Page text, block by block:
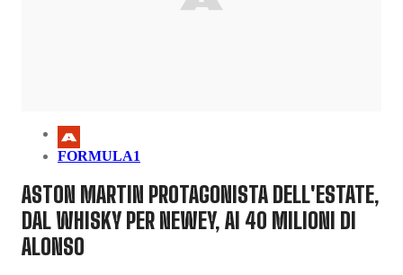
FORMULA1
ASTON MARTIN PROTAGONISTA DELL'ESTATE,
DAL WHISKY PER NEWEY, AI 40 MILIONI DI
ALONSO